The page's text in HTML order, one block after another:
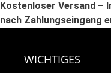
Kostenloser Versand –
nach Zahlungseingang
WICHTIGES